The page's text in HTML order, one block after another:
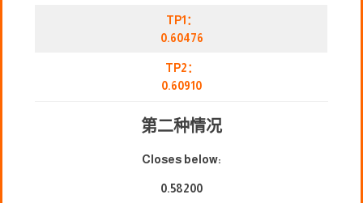
TP1：
0.60476
TP2：
0.60910
第二种情况
Closes below:
0.58200